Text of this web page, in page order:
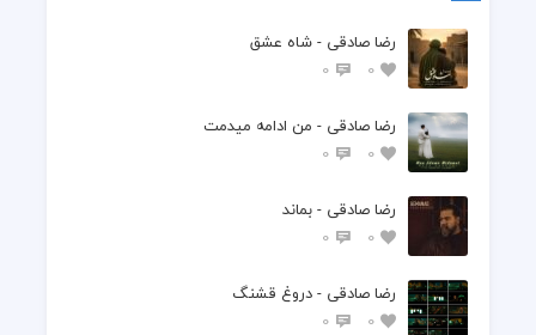
رضا صادقی - شاه عشق
0
0
رضا صادقی - من ادامه میدمت
0
0
رضا صادقی - بماند
0
0
رضا صادقی - دروغ قشنگ
0
0